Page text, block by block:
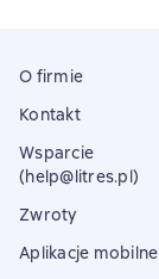
O firmie
Kontakt
Wsparcie
(help@litres.pl)
Zwroty
Aplikacje mobilne